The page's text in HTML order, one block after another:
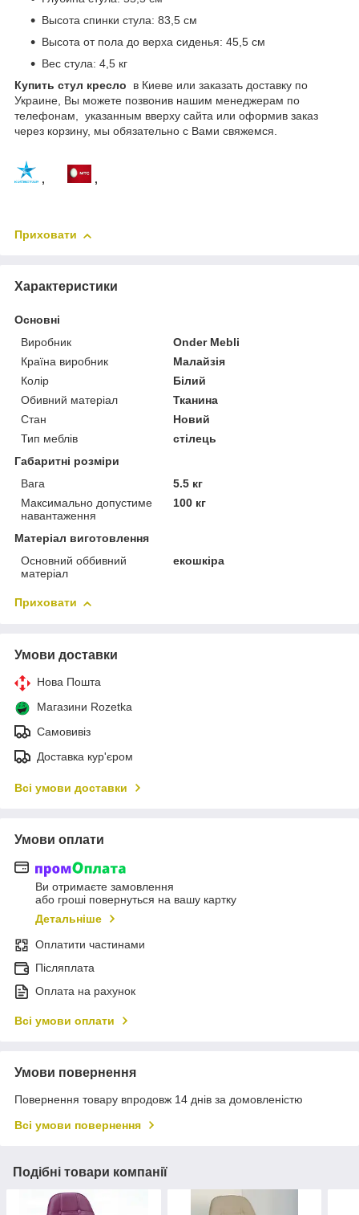
Высота спинки стула: 83,5 см
Высота от пола до верха сиденья: 45,5 см
Вес стула: 4,5 кг
Купить стул кресло в Киеве или заказать доставку по
Украине, Вы можете позвонив нашим менеджерам по
телефонам, указанным вверху сайта или оформив заказ
через корзину, мы обязательно с Вами свяжемся.
, ,
Приховати
Характеристики
Основні
Виробник
Onder Mebli
Країна виробник
Малайзія
Колір
Білий
Обивний матеріал
Тканина
Стан
Новий
Тип меблів
стілець
Габаритні розміри
Вага
5.5 кг
Максимально допустиме
навантаження
100 кг
Матеріал виготовлення
Основний оббивний
матеріал
екошкіра
Приховати
Умови доставки
Нова Пошта
Магазини Rozetka
Самовивіз
Доставка кур'єром
Всі умови доставки
Умови оплати
Ви отримаєте замовлення
або гроші повернуться на вашу картку
Детальніше
Оплатити частинами
Післяплата
Оплата на рахунок
Всі умови оплати
Умови повернення
Повернення товару впродовж 14 днів за домовленістю
Всі умови повернення
Подібні товари компанії